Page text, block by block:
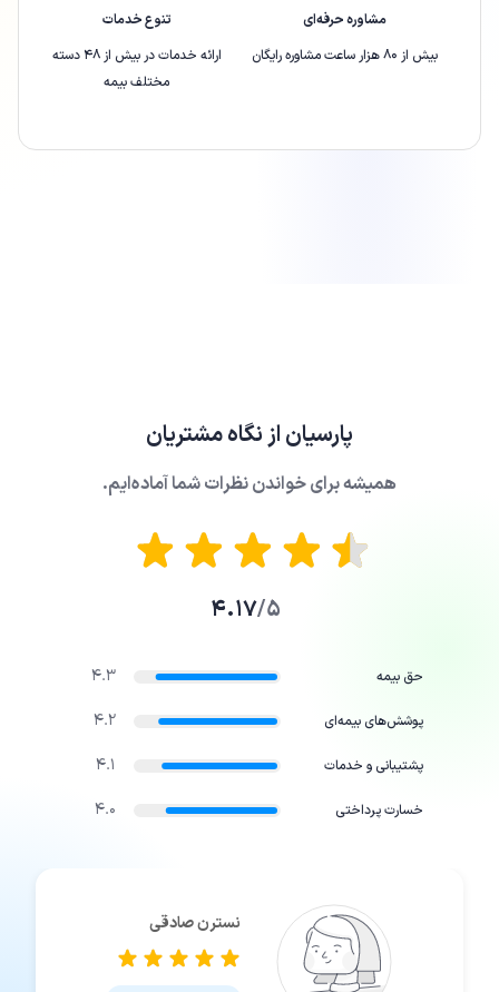
مشاوره حرفه‌ای
بیش از ۸۰ هزار ساعت مشاوره رایگان
تنوع خدمات
ارائه‌ خدمات در بیش از ۴۸ دسته
مختلف بیمه
پارسیان از نگاه مشتریان
همیشه برای خواندن نظرات شما آماده‌ایم.
5/
4.17
حق بیمه 4.3
پوشش‌های بیمه‌ای 4.2
پشتیبانی و خدمات 4.1
خسارت پرداختی 4.0
نسترن صادقی